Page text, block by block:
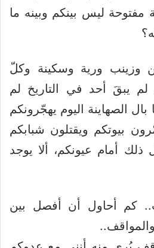
مفتوحة ليس بينكم وبينه ما
وزينب ورية وسكينة وكلّ
لم يبقَ أحد في التاريخ لم
بال الصهاينة اليوم يهجّرونكم
بيوتكم ويقتلون شبابكم
ذلك أمام عيونكم، ألا يوجد
كم أحاول أن أفصل بين